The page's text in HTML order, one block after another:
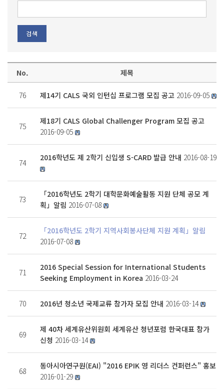
No. 제목
76 제14기 CALS 국외 인턴십 프로그램 모집 공고 2016-09-05
75
제18기 CALS Global Challenger Program 모집 공고
2016-09-05
74
2016학년도 제 2학기 신입생 S-CARD 발급 안내 2016-08-19
73
「2016학년도 2학기 대학문화예술활동 지원 단체 공모 계
획」알림 2016-07-08
72
「2016학년도 2학기 지역사회봉사단체 지원 계획」알림
2016-07-08
71
2016 Special Session for International Students
Seeking Employment in Korea 2016-03-24
70 2016년 청소년 국제교류 참가자 모집 안내 2016-03-14
69
제 40차 세계유산위원회 세계유산 청년포럼 한국대표 참가
신청 2016-03-14
68
동아시아연구원(EAI) "2016 EPIK 영 리더스 컨퍼런스" 홍보
2016-01-29